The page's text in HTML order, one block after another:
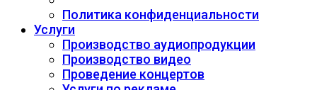
Политика конфиденциальности
Услуги
Производство аудиопродукции
Производство видео
Проведение концертов